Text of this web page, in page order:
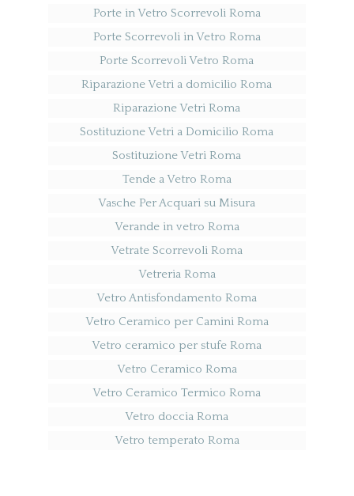
Porte in Vetro Scorrevoli Roma
Porte Scorrevoli in Vetro Roma
Porte Scorrevoli Vetro Roma
Riparazione Vetri a domicilio Roma
Riparazione Vetri Roma
Sostituzione Vetri a Domicilio Roma
Sostituzione Vetri Roma
Tende a Vetro Roma
Vasche Per Acquari su Misura
Verande in vetro Roma
Vetrate Scorrevoli Roma
Vetreria Roma
Vetro Antisfondamento Roma
Vetro Ceramico per Camini Roma
Vetro ceramico per stufe Roma
Vetro Ceramico Roma
Vetro Ceramico Termico Roma
Vetro doccia Roma
Vetro temperato Roma